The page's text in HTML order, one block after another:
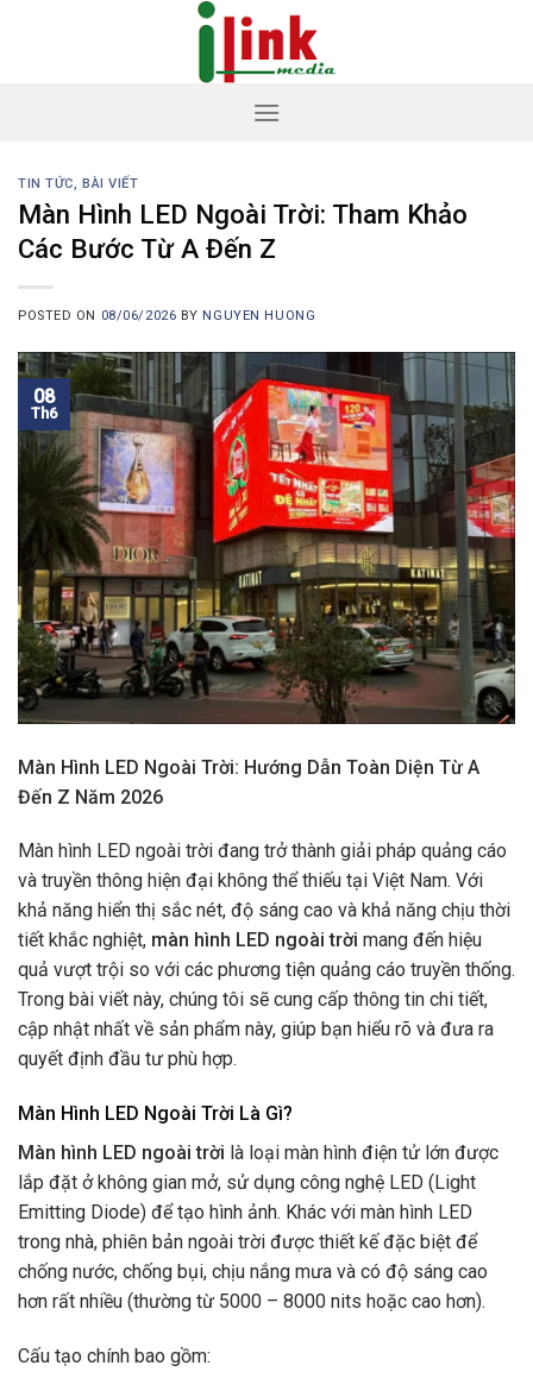
TIN TỨC, BÀI VIẾT
Màn Hình LED Ngoài Trời: Tham Khảo
Các Bước Từ A Đến Z
POSTED ON 08/06/2026 BY NGUYEN HUONG
08
Th6
Màn Hình LED Ngoài Trời: Hướng Dẫn Toàn Diện Từ A
Đến Z Năm 2026
Màn hình LED ngoài trời đang trở thành giải pháp quảng cáo
và truyền thông hiện đại không thể thiếu tại Việt Nam. Với
khả năng hiển thị sắc nét, độ sáng cao và khả năng chịu thời
tiết khắc nghiệt, màn hình LED ngoài trời mang đến hiệu
quả vượt trội so với các phương tiện quảng cáo truyền thống.
Trong bài viết này, chúng tôi sẽ cung cấp thông tin chi tiết,
cập nhật nhất về sản phẩm này, giúp bạn hiểu rõ và đưa ra
quyết định đầu tư phù hợp.
Màn Hình LED Ngoài Trời Là Gì?
Màn hình LED ngoài trời là loại màn hình điện tử lớn được
lắp đặt ở không gian mở, sử dụng công nghệ LED (Light
Emitting Diode) để tạo hình ảnh. Khác với màn hình LED
trong nhà, phiên bản ngoài trời được thiết kế đặc biệt để
chống nước, chống bụi, chịu nắng mưa và có độ sáng cao
hơn rất nhiều (thường từ 5000 – 8000 nits hoặc cao hơn).
Cấu tạo chính bao gồm: